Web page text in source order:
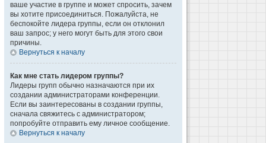
ваше участие в группе и может спросить, зачем
вы хотите присоединиться. Пожалуйста, не
беспокойте лидера группы, если он отклонил
ваш запрос; у него могут быть для этого свои
причины.
Вернуться к началу
Как мне стать лидером группы?
Лидеры групп обычно назначаются при их
создании администраторами конференции.
Если вы заинтересованы в создании группы,
сначала свяжитесь с администратором;
попробуйте отправить ему личное сообщение.
Вернуться к началу